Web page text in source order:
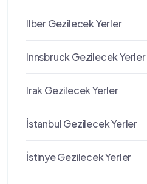
Ilber Gezilecek Yerler
Innsbruck Gezilecek Yerler
Irak Gezilecek Yerler
İstanbul Gezilecek Yerler
İstinye Gezilecek Yerler